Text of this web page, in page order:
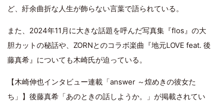
ど、紆余曲折な人生が飾らない言葉で語られている。
また、2024年11月に大きな話題を呼んだ写真集『flos』の大
胆カットの秘話や、ZORNとのコラボ楽曲『地元LOVE feat. 後
藤真希』についても木崎氏が迫っている。
【木崎伸也インタビュー連載「answer ～煌めきの彼女た
ち」】後藤真希「あのときの話しようか。」が掲載されてい